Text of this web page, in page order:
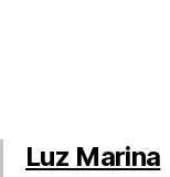
Luz Marina